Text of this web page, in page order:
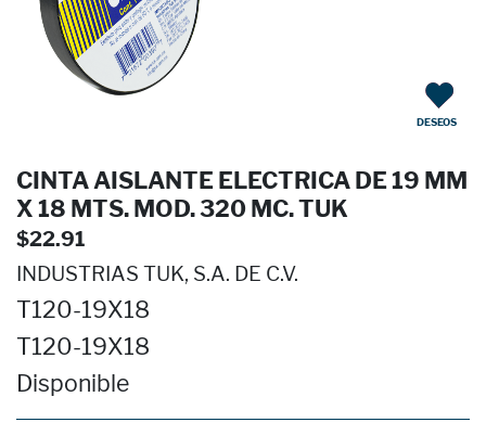
CINTA AISLANTE ELECTRICA DE 19 MM
X 18 MTS. MOD. 320 MC. TUK
$22.91
INDUSTRIAS TUK, S.A. DE C.V.
T120-19X18
T120-19X18
Disponible
DESEOS